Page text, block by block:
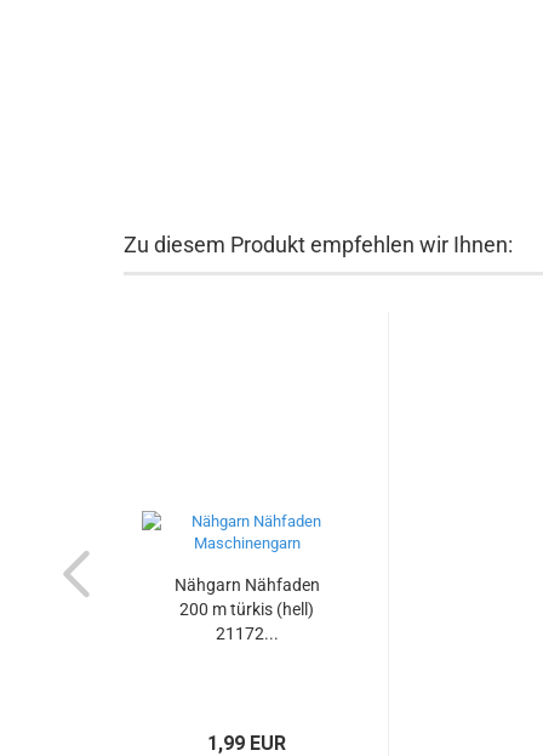
Zu diesem Produkt empfehlen wir Ihnen:
Nähgarn Nähfaden
200 m türkis (hell)
21172...
1,99 EUR